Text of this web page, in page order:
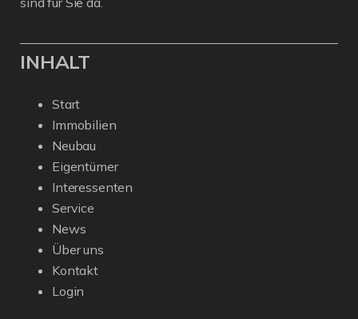
INHALT
Start
Immobilien
Neubau
Eigentümer
Interessenten
Service
News
Über uns
Kontakt
Login